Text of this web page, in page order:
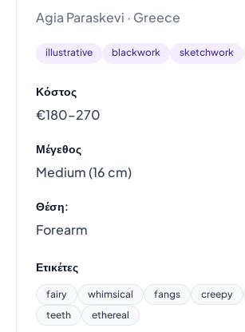
Agia Paraskevi · Greece
illustrative blackwork sketchwork
Κόστος
€180–270
Μέγεθος
Medium (16 cm)
Θέση:
Forearm
Ετικέτες
fairy whimsical fangs creepy
teeth
ethereal